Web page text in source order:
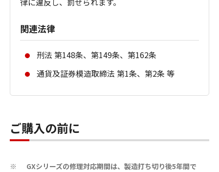
関連法律
刑法 第148条、第149条、第162条
通貨及証券模造取締法 第1条、第2条 等
ご購入の前に
※
GXシリーズの修理対応期間は、製造打ち切り後5年間で